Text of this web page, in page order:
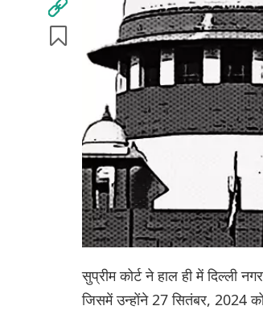
सुप्रीम कोर्ट ने हाल ही में दिल्ली
जिसमें उन्होंने 27 सितंबर, 2024